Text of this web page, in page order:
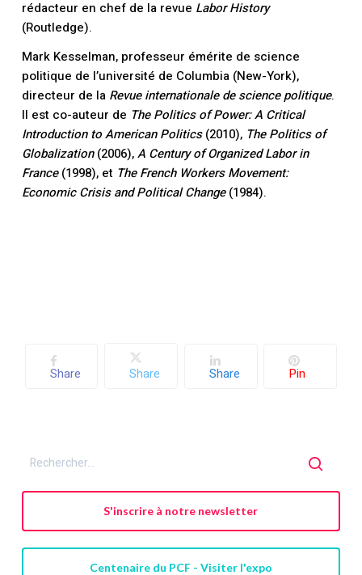
Votre panier est vide.
rédacteur en chef de la revue Labor History
(Routledge).
Mark Kesselman, professeur émérite de science
politique de l’université de Columbia (New-York),
directeur de la Revue internationale de science politique.
Il est co-auteur de The Politics of Power: A Critical
Introduction to American Politics(2010), The Politics of
Globalization(2006),A Century of Organized Labor in
France(1998), et The French Workers Movement:
Economic Crisis and Political Change(1984).
Share Share Share Pin
S'inscrire à notre newsletter
Centenaire du PCF - Visiter l'expo